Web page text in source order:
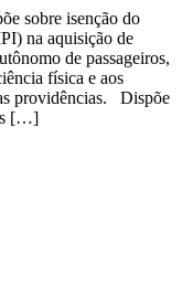
sobre isenção do
na aquisição de
de passageiros,
física e aos
providências. Dispõe
[…]